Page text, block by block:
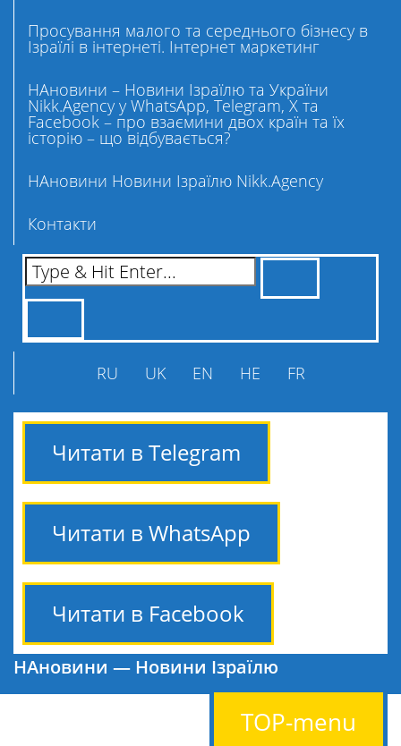
TOP-menu
Просування малого та середнього бізнесу в
Ізраїлі в інтернеті. Інтернет маркетинг
НАновини – Новини Ізраїлю та України
Nikk.Agency у WhatsApp, Telegram, X та
Facebook – про взаємини двох країн та їх
історію – що відбувається?
НАновини Новини Ізраїлю Nikk.Agency
Контакти
RU UK EN HE FR
Читати в Telegram
Читати в WhatsApp
Читати в Facebook
НАновини — Новини Ізраїлю